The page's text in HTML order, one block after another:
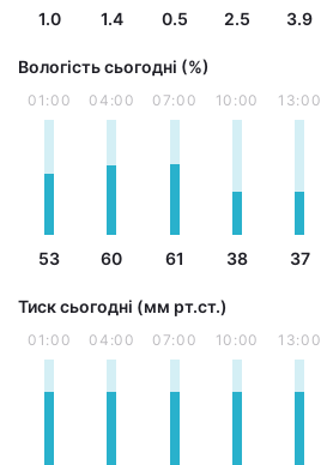
1.0 1.4 0.5 2.5 3.9
Вологість сьогодні (%)
01:00
53
04:00
60
07:00
61
10:00
38
13:00
37
Тиск сьогодні (мм рт.ст.)
01:00 04:00 07:00 10:00 13:00